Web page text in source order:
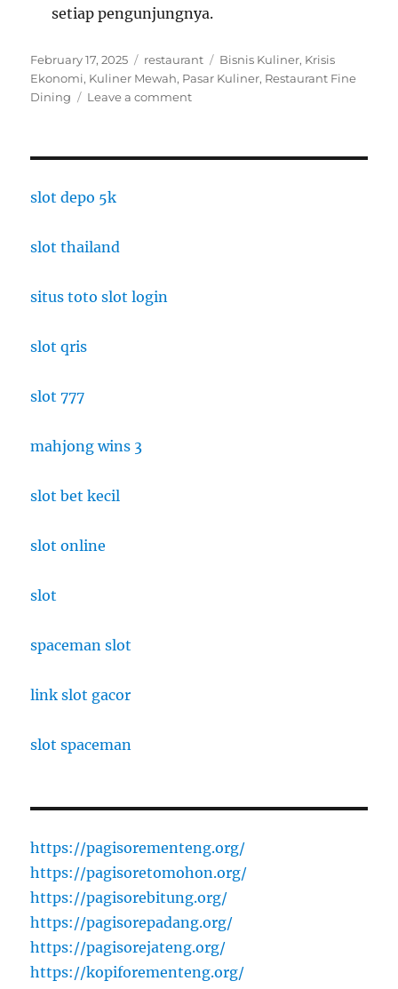
setiap pengunjungnya.
Posted
on
February 17, 2025 Categories
restaurant Tags
Bisnis Kuliner, Krisis
Ekonomi, Kuliner Mewah, Pasar Kuliner, Restaurant Fine
Dining
Leave a commenton
slot depo 5k
slot thailand
situs toto slot login
slot qris
slot 777
mahjong wins 3
slot bet kecil
slot online
slot
spaceman slot
link slot gacor
slot spaceman
https://pagisorementeng.org/
https://pagisoretomohon.org/
https://pagisorebitung.org/
https://pagisorepadang.org/
https://pagisorejateng.org/
https://kopiforementeng.org/